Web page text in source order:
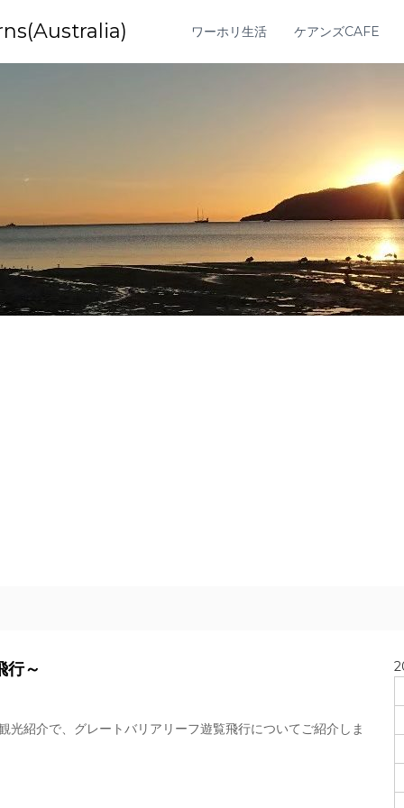
ワーホリ生活 ケアンズCAFE
～
紹介で、グレートバリアリーフ遊覧飛行についてご紹介しま